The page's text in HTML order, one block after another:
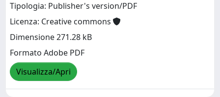
Tipologia: Publisher's version/PDF
Licenza: Creative commons
Dimensione 271.28 kB
Formato Adobe PDF
Visualizza/Apri